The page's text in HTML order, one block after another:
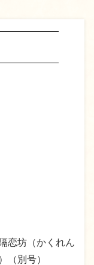
恋坊（かくれん
（別号）